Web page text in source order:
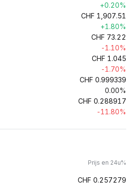
+0.20%
CHF 1,907.51
+1.80%
CHF 73.22
-1.10%
CHF 1.045
-1.70%
CHF 0.999339
0.00%
CHF 0.288917
-11.80%
Prijs en 24u%
CHF 0.257279